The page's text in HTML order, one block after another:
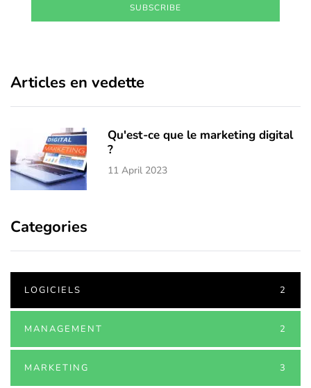
SUBSCRIBE
Articles en vedette
Qu'est-ce que le marketing digital
?
11 April 2023
Categories
LOGICIELS 2
MANAGEMENT 2
MARKETING 3